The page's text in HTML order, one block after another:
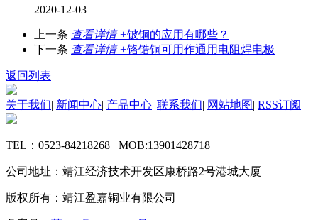
2020-12-03
上一条 查看详情 +铍铜的应用有哪些？
下一条 查看详情 +铬锆铜可用作通用电阻焊电极
返回列表
关于我们| 新闻中心| 产品中心| 联系我们| 网站地图| RSS订阅|
TEL：0523-84218268 MOB:13901428718
公司地址：靖江经济技术开发区康桥路2号港城大厦
版权所有：靖江盈嘉铜业有限公司